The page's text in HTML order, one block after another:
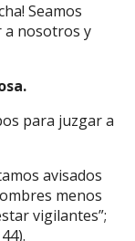
Seamos
a nosotros y
para juzgar a
avisados
menos
vigilantes”;